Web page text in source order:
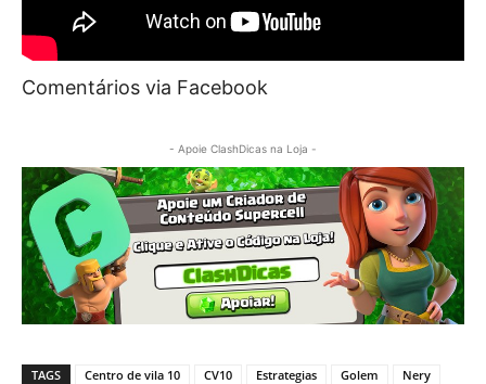
Comentários via Facebook
- Apoie ClashDicas na Loja -
TAGS Centro de vila 10 CV10 Estrategias Golem
Nery